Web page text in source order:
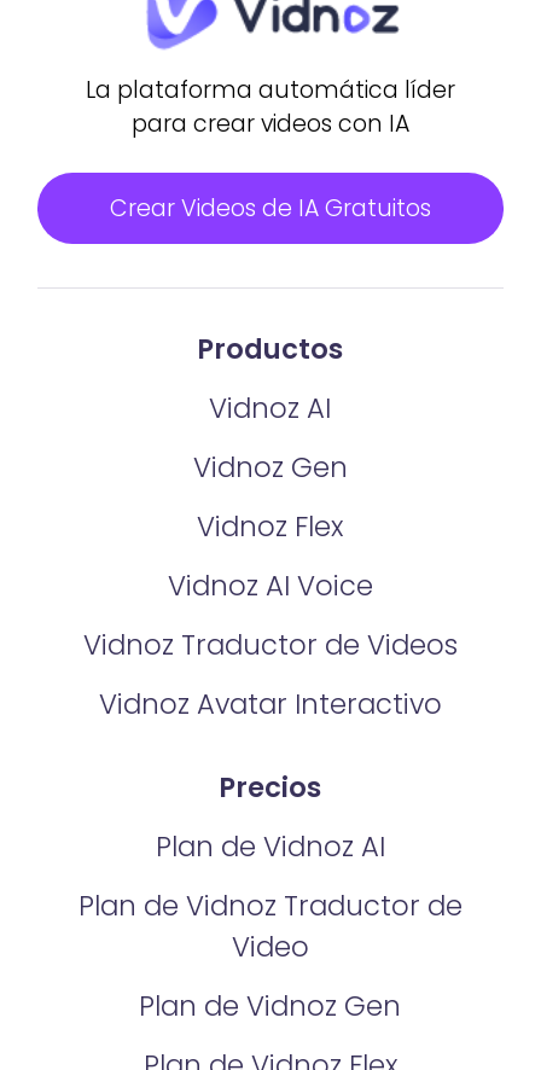
La plataforma automática líder
para crear videos con IA
Crear Videos de IA Gratuitos
Productos
Vidnoz AI
Vidnoz Gen
Vidnoz Flex
Vidnoz AI Voice
Vidnoz Traductor de Videos
Vidnoz Avatar Interactivo
Precios
Plan de Vidnoz AI
Plan de Vidnoz Traductor de
Video
Plan de Vidnoz Gen